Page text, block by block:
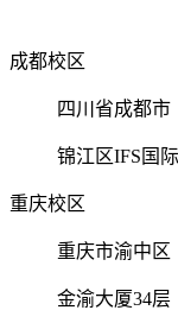
成都校区
四川省成都市
锦江区IFS国
重庆校区
重庆市渝中区
金渝大厦34层